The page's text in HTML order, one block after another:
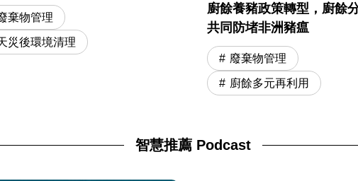
棄物管理
災後環境清理
廚餘養豬政策轉型，廚餘
共同防堵非洲豬瘟
廢棄物管理
廚餘多元再利用
智慧推薦 Podcast